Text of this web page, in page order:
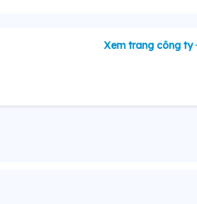
Xem trang công ty